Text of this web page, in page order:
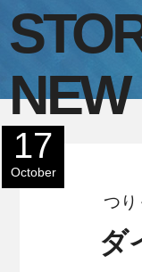
NEW
17
October
つ
ダ